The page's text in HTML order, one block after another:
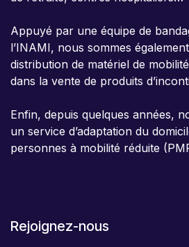
Appuyé par une équipe de
l’INAMI, nous sommes
distribution de matériel de
dans la vente de produits
Enfin, depuis quelques années,
un service d’adaptation du
personnes à mobilité réduite
Rejoignez-nous